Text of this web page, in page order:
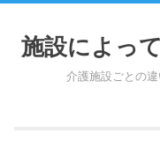
content
施設によっ
介護施設ごとの